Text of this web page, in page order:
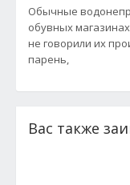
Обычные
обувных
не говорили их
парень,
Вас также